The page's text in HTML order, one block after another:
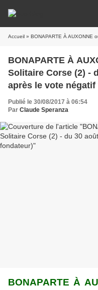
Accueil » BONAPARTE À AUXONNE ou le Promeneur
BONAPARTE À
Solitaire Corse (2) -
après le vote
Publié le 30/08/2017 à 06:54
Par Claude Speranza
BONAPARTE À